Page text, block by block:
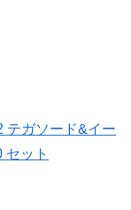
テガソード&イー
セット